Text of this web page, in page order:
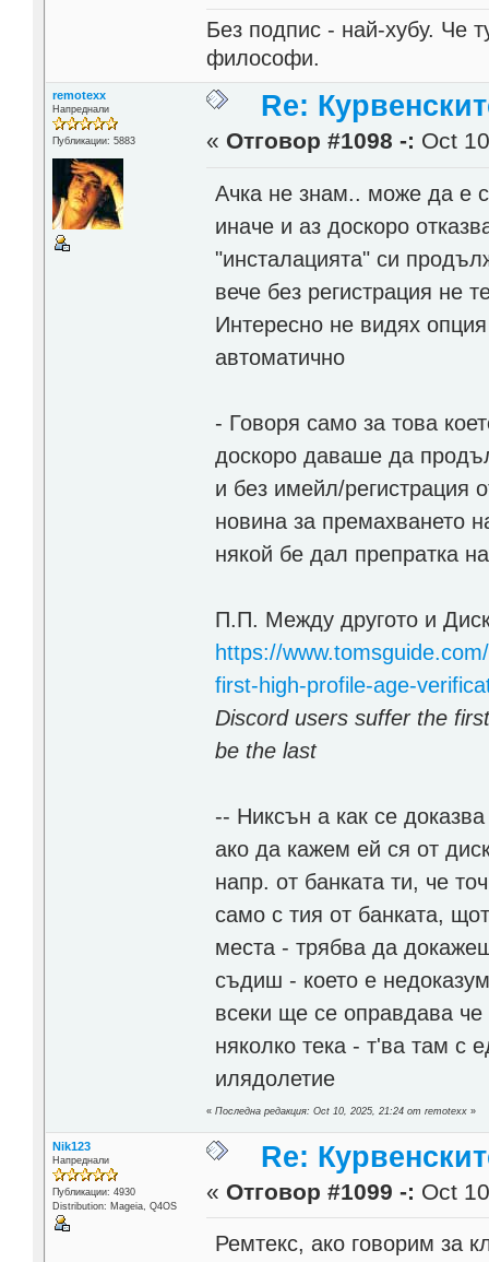
Без подпис - най-хубу. Че
философи.
remotexx
Напреднали
Публикации: 5883
Re:
« Отговор #1098 -: Oct
Ачка не знам.. може да е
иначе и аз доскоро
"инсталацията" си
вече без регистрация не
Интересно не видях
автоматично
- Говоря само за това
доскоро даваше да
и без имейл/регистрация
новина за премахването
някой бе дал препратка
П.П. Между другото и
https://
first-high-profile-age-
Discord users suffer the
be the last
-- Никсън а как се
ако да кажем ей ся от
напр. от банката ти, че
само с тия от банката,
места - трябва да
съдиш - което е
всеки ще се оправдава
няколко тека - т'ва там с
илядолетие
«Последна редакция: Oct 10, 2025, 21:24 от remotexx »
Nik123
Напреднали
Публикации: 4930
Distribution: Mageia, Q4OS
Re:
« Отговор #1099 -: Oct
Ремтекс, ако говорим за